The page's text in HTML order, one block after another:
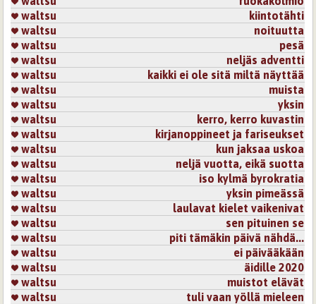
waltsu
kiintotähti
waltsu
noituutta
waltsu
pesä
waltsu
neljäs adventti
waltsu
kaikki ei ole sitä miltä näyttää
waltsu
muista
waltsu
yksin
waltsu
kerro, kerro kuvastin
waltsu
kirjanoppineet ja fariseukset
waltsu
kun jaksaa uskoa
waltsu
neljä vuotta, eikä suotta
waltsu
iso kylmä byrokratia
waltsu
yksin pimeässä
waltsu
laulavat kielet vaikenivat
waltsu
sen pituinen se
waltsu
piti tämäkin päivä nähdä...
waltsu
ei päivääkään
waltsu
äidille 2020
waltsu
muistot elävät
waltsu
tuli vaan yöllä mieleen